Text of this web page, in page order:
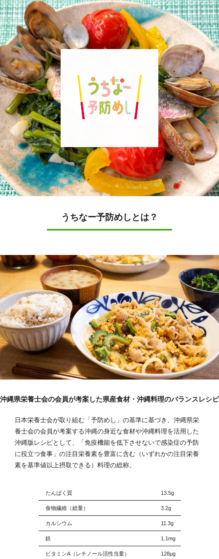
うちなー予防めしとは？
沖縄県栄養士会の会員が考案した県産食材・沖縄料理のバランスレシピ
日本栄養士会が取り組む「予防めし」の基準に基づき、沖縄県栄
養士会の会員が考案する沖縄の身近な食材や沖縄料理を活用した
沖縄版レシピとして、「免疫機能を低下させないで感染症の予防
に役立つ食事」の注目栄養素を豊富に含む（いずれかの注目栄養
素を基準値以上摂取できる）料理の総称。
たんぱく質 13.5g
食物繊維（総量） 3.2g
カルシウム 11.3g
鉄 1.1mg
ビタミンA（レチノール活性当量） 128μg